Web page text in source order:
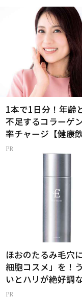
1本で1日分！年齢
不足するコラーゲ
率チャージ【健康飲
ほおのたるみ毛穴
細胞コスメ」を！
いとハリが絶好調